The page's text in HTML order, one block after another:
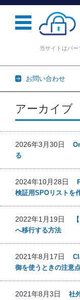
当サイトはパ
お問い合わせ
コンテンツに移動
アーカイブ
2026年3月30日
る
2024年10月28日
検証用SPOリストを
2022年1月19日
へ移行する方法
2021年8月17日
御を使うときの注意
2021年8月3日 社